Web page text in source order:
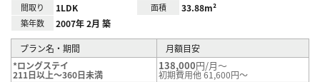
間取り 1LDK 面積 33.88m²
築年数 2007年 2月 築
プラン名・期間
月額目安
*ロングステイ
211日以上～360日未満
138,000円/月～
初期費用他 61,600円～